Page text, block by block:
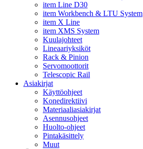
item Line D30
item Workbench & LTU System
item X Line
item XMS System
Kuulajohteet
Lineaariyksiköt
Rack & Pinion
Servomoottorit
Telescopic Rail
Asiakirjat
Käyttöohjeet
Konedirektiivi
Materiaaliasiakirjat
Asennusohjeet
Huolto-ohjeet
Pintakäsittely
Muut